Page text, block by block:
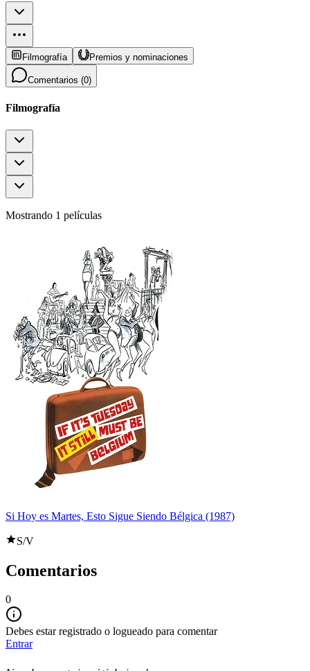
Filmografía Premios y nominaciones
Comentarios (0)
Filmografía
Mostrando 1 películas
Si Hoy es Martes, Esto Sigue Siendo Bélgica (1987)
S/V
Comentarios
0
Debes estar registrado o logueado para comentar
Entrar